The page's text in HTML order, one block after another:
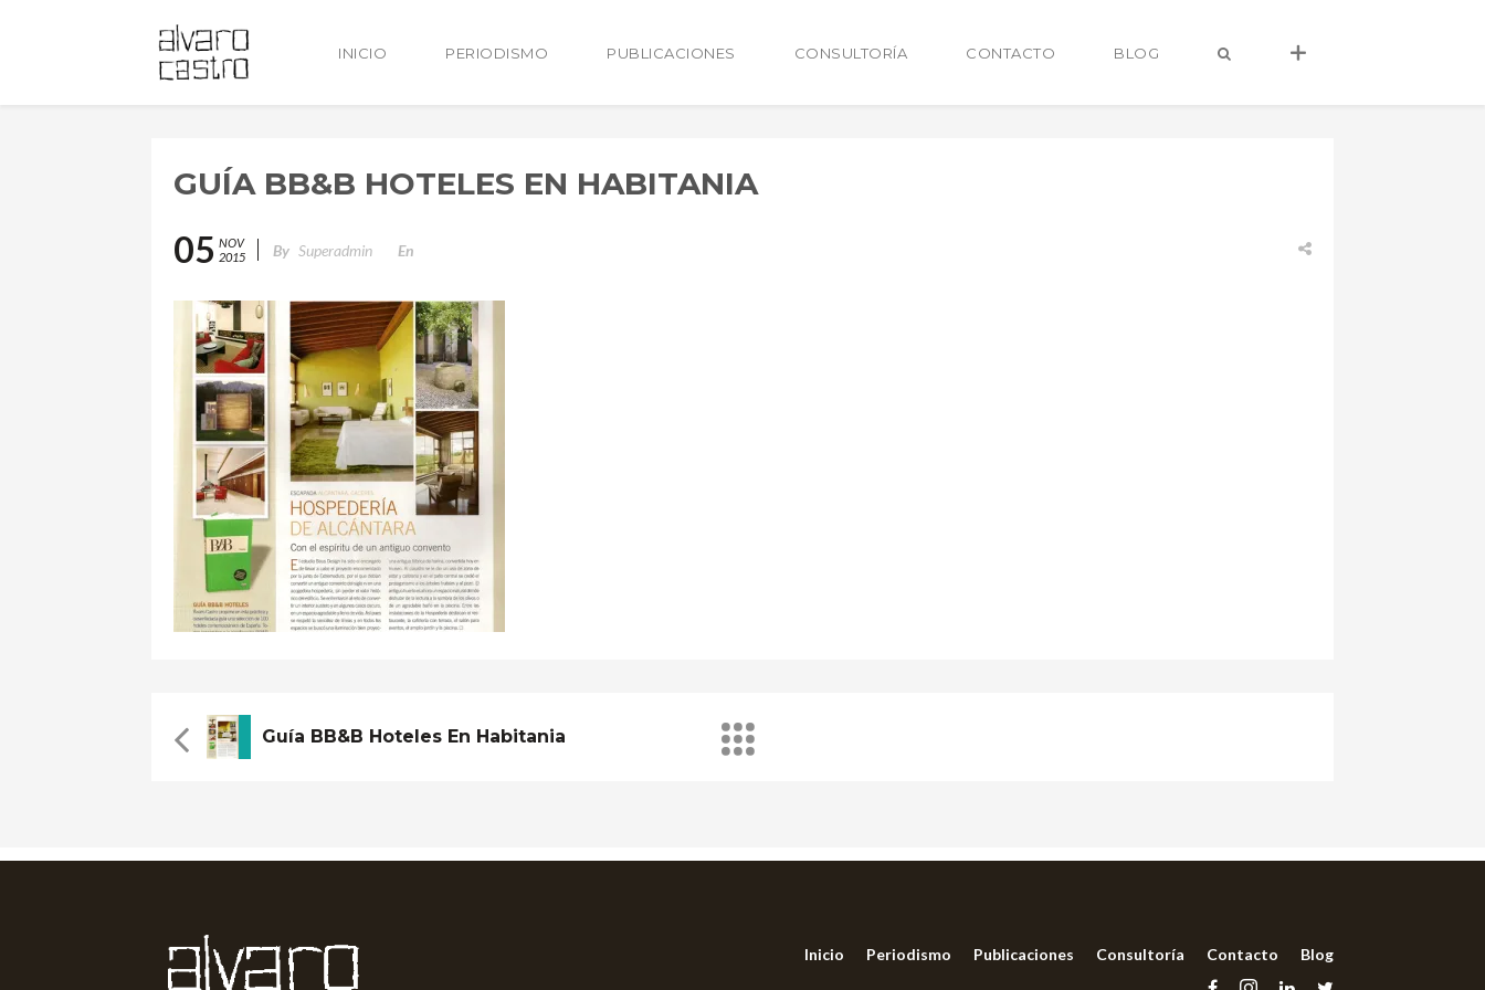
INICIO PERIODISMO PUBLICACIONES CONSULTORÍA CONTACTO BLOG
GUÍA BB&B HOTELES EN HABITANIA
05 NOV
2015
By Superadmin En
Guía BB&B Hoteles En Habitania
Inicio Periodismo Publicaciones Consultoría Contacto Blog